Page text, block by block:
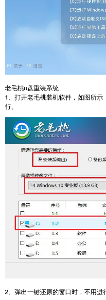
老毛桃u盘重装系统
1
、打开老毛桃装机软件，如图所示
行。
2、弹出一键还原的窗口时，不用进